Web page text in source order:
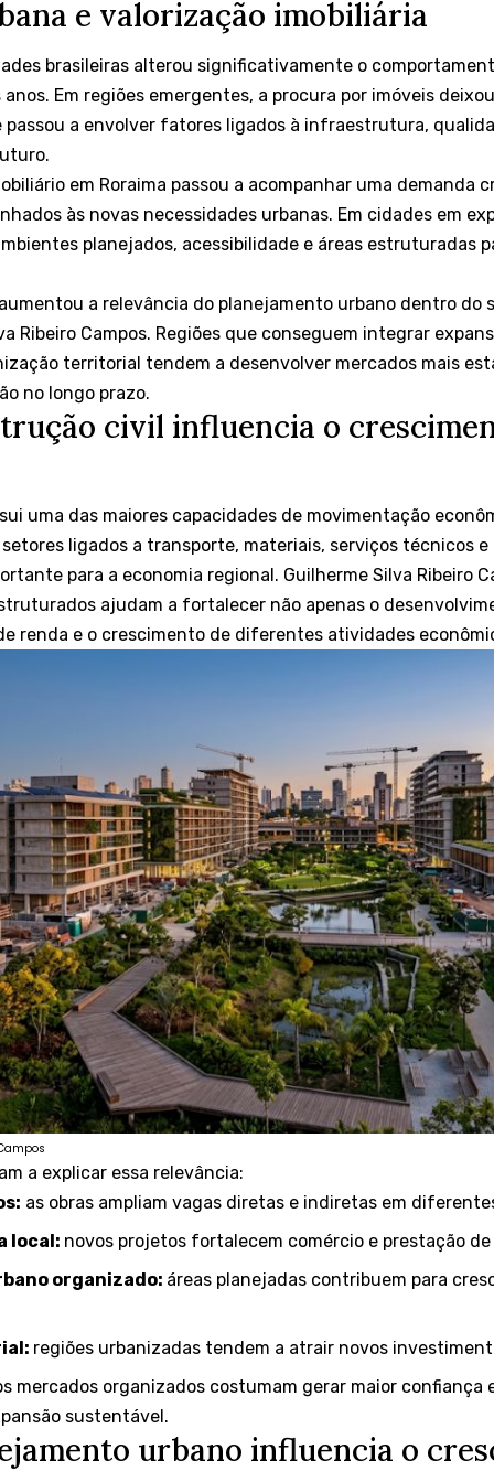
e valorização imobiliária
brasileiras alterou significativamente o
Em regiões emergentes, a procura por imóveis
passou a envolver fatores ligados à infraestrutura,
em Roraima passou a acompanhar uma demanda
às novas necessidades urbanas. Em cidades em
planejados, acessibilidade e áreas estruturadas
a relevância do planejamento urbano dentro do
Ribeiro Campos. Regiões que conseguem integrar
territorial tendem a desenvolver mercados mais
no longo prazo.
civil influencia o
uma das maiores capacidades de movimentação
ligados a transporte, materiais, serviços técnicos e
para a economia regional. Guilherme Silva Ribeiro
ajudam a fortalecer não apenas o
renda e o crescimento de diferentes atividades
a explicar essa relevância:
as obras ampliam vagas diretas e indiretas em
local: novos projetos fortalecem comércio e prestação
organizado: áreas planejadas contribuem para
regiões urbanizadas tendem a atrair novos
mercados organizados costumam gerar maior confiança
sustentável.
urbano influencia o